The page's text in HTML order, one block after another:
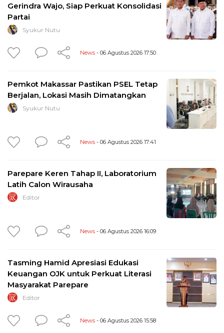
Gerindra Wajo, Siap Perkuat Konsolidasi
Partai
Syukur Nutu
News - 06 Agustus 2026 17:50
Pemkot Makassar Pastikan PSEL Tetap
Berjalan, Lokasi Masih Dimatangkan
Syukur Nutu
News - 06 Agustus 2026 17:41
Parepare Keren Tahap II, Laboratorium
Latih Calon Wirausaha
Editor
News - 06 Agustus 2026 16:09
Tasming Hamid Apresiasi Edukasi
Keuangan OJK untuk Perkuat Literasi
Masyarakat Parepare
Editor
News - 06 Agustus 2026 15:58